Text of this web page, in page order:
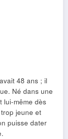
avait 48 ans ; il
Né dans une
lui-même dès
jeune et
puisse dater